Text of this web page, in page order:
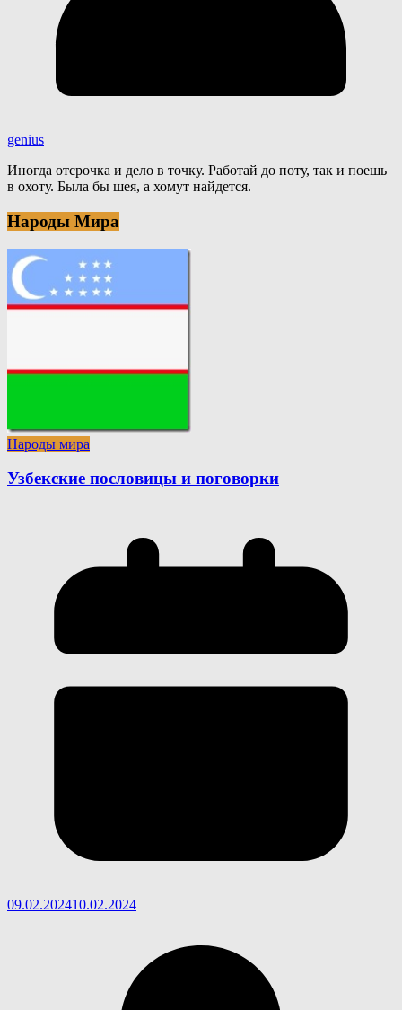
genius
Иногда отсрочка и дело в точку. Работай до поту, так и поешь
в охоту. Была бы шея, а хомут найдется.
Народы Мира
Народы мира
Узбекские пословицы и поговорки
09.02.202410.02.2024